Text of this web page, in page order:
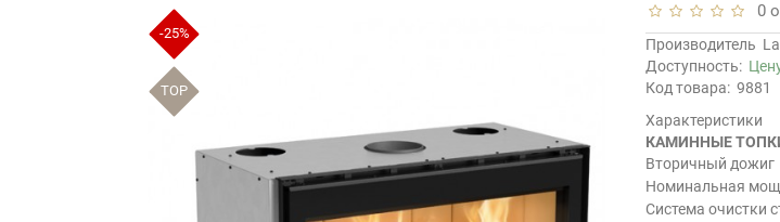
-25%
TOP
0
Производитель
Доступность:
Код товара: 9881
Характеристики
КАМИННЫЕ
Вторичный дожиг
Номинальная
Система очистки